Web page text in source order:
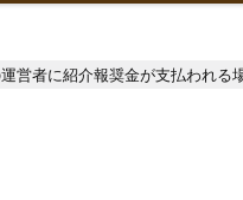
者に紹介報奨金が支払われる